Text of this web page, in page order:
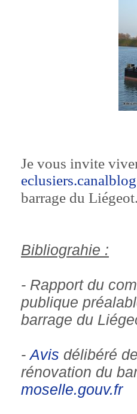
Je vous invite
barrage du Liégeot.
Bibliograhie :
- Rapport du
publique
barrage du
-Avis délibéré
rénovation du
moselle.gouv.fr